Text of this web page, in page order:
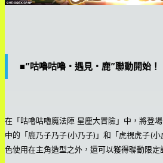
■”咕嚕咕嚕・遇見・鹿”聯動開始！
在「咕嚕咕嚕魔法陣 星塵大冒險」中，將登
中的「鹿乃子乃子(小乃子)」和「虎視虎子(
色使用在主角造型之外，還可以獲得聯動限定